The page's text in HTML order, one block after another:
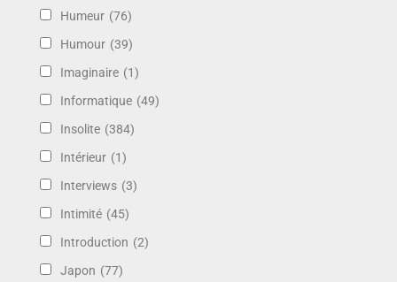
Humeur (76)
Humour (39)
Imaginaire (1)
Informatique (49)
Insolite (384)
Intérieur (1)
Interviews (3)
Intimité (45)
Introduction (2)
Japon (77)